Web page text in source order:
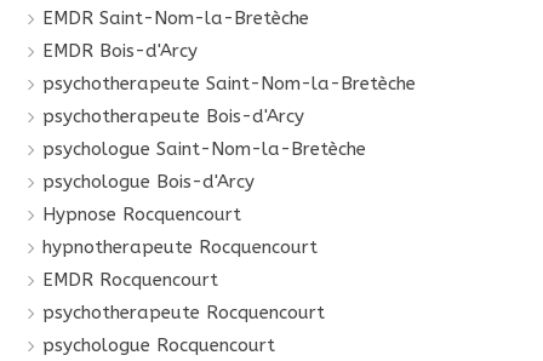
EMDR Saint-Nom-la-Bretèche
EMDR Bois-d'Arcy
psychotherapeute Saint-Nom-la-Bretèche
psychotherapeute Bois-d'Arcy
psychologue Saint-Nom-la-Bretèche
psychologue Bois-d'Arcy
Hypnose Rocquencourt
hypnotherapeute Rocquencourt
EMDR Rocquencourt
psychotherapeute Rocquencourt
psychologue Rocquencourt